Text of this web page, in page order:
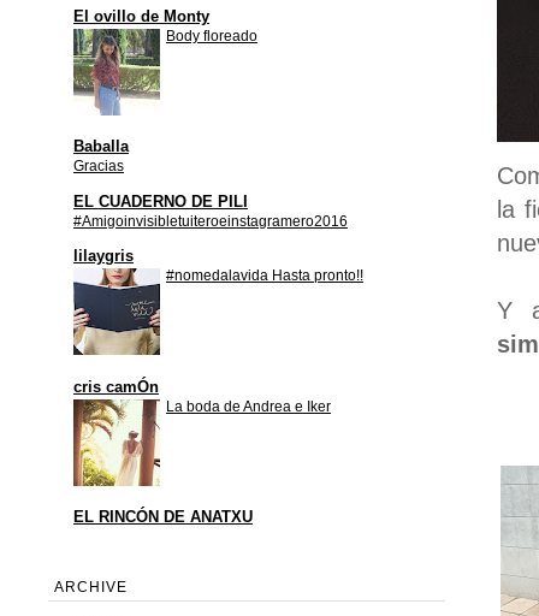
la
Y
El ovillo de Monty
Body floreado
Baballa
Gracias
EL CUADERNO DE PILI
#Amigoinvisibletuiteroeinstagramero2016
lilaygris
#nomedalavida Hasta pronto!!
cris camÓn
La boda de Andrea e Iker
EL RINCÓN DE ANATXU
ARCHIVE